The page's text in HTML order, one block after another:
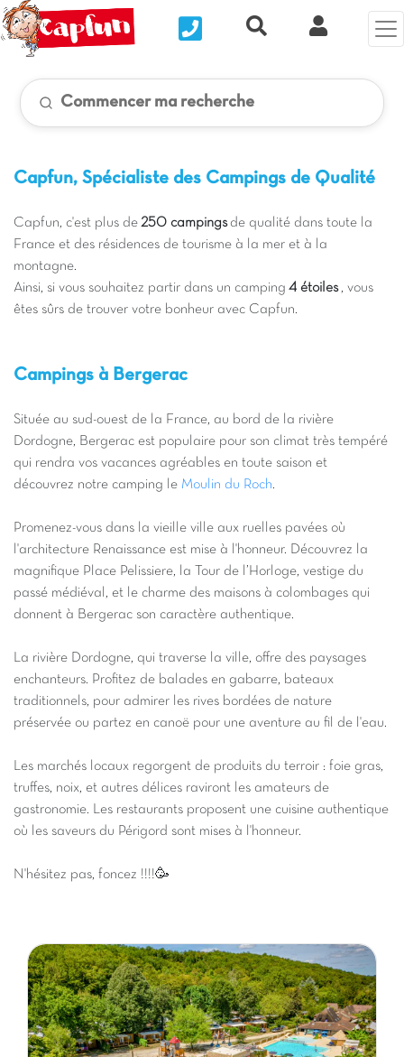
Nous contacterRecherche rapide
Mon
Commencer ma recherche
Capfun, Spécialiste des Campings de Qualité
Capfun, c'est plus de 250 campingsde qualité dans toute la
France et des résidences de tourisme à la mer et à la
montagne.
Ainsi, si vous souhaitez partir dans un camping 4 étoiles, vous
êtes sûrs de trouver votre bonheur avec Capfun.
Campings à Bergerac
Située au sud-ouest de la France, au bord de la rivière
Dordogne, Bergerac est populaire pour son climat très tempéré
qui rendra vos vacances agréables en toute saison et
découvrez notre camping le Moulin du Roch.
Promenez-vous dans la vieille ville aux ruelles pavées où
l'architecture Renaissance est mise à l'honneur. Découvrez la
magnifique Place Pelissiere, la Tour de l’Horloge, vestige du
passé médiéval, et le charme des maisons à colombages qui
donnent à Bergerac son caractère authentique.
La rivière Dordogne, qui traverse la ville, offre des paysages
enchanteurs. Profitez de balades en gabarre, bateaux
traditionnels, pour admirer les rives bordées de nature
préservée ou partez en canoë pour une aventure au fil de l'eau.
Les marchés locaux regorgent de produits du terroir : foie gras,
truffes, noix, et autres délices raviront les amateurs de
gastronomie. Les restaurants proposent une cuisine authentique
où les saveurs du Périgord sont mises à l'honneur.
N'hésitez pas, foncez !!!!🥳